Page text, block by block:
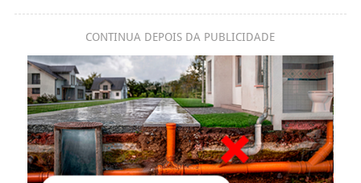
CONTINUA DEPOIS DA PUBLICIDADE